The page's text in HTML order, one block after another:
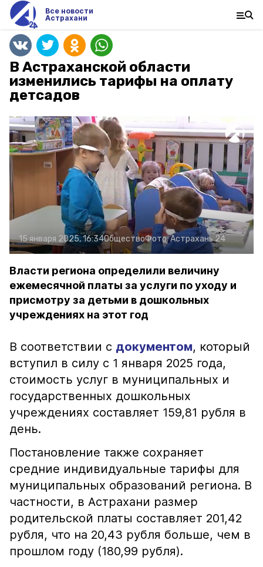
Все новости
Астрахани
В Астраханской области
изменились тарифы на оплату
детсадов
15 января 2025, 16:34ОбществоФото:Астрахань 24
Власти региона определили величину
ежемесячной платы за услуги по уходу и
присмотру за детьми в дошкольных
учреждениях на этот год
В соответствии с документом, который
вступил в силу с 1 января 2025 года,
стоимость услуг в муниципальных и
государственных дошкольных
учреждениях составляет 159,81 рубля в
день.
Постановление также сохраняет
средние индивидуальные тарифы для
муниципальных образований региона. В
частности, в Астрахани размер
родительской платы составляет 201,42
рубля, что на 20,43 рубля больше, чем в
прошлом году (180,99 рубля).